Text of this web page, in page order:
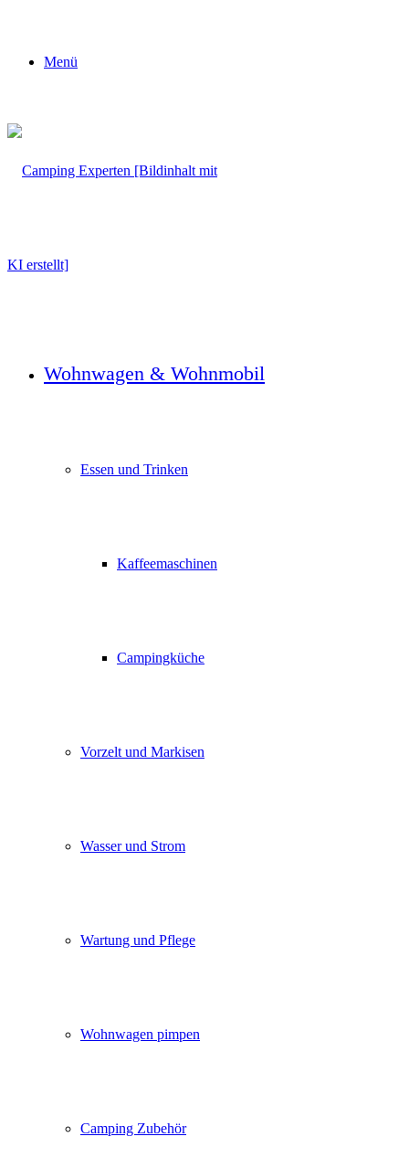
Menü
Wohnwagen & Wohnmobil
Essen und Trinken
Kaffeemaschinen
Campingküche
Vorzelt und Markisen
Wasser und Strom
Wartung und Pflege
Wohnwagen pimpen
Camping Zubehör